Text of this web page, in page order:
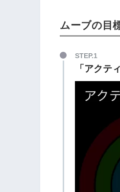
ムーブの目
STEP.1
「アクテ